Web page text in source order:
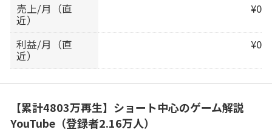
売上/月（直
近）
¥0
利益/月（直
近）
¥0
【累計4803万再生】ショート中心のゲーム解説
YouTube（登録者2.16万人）